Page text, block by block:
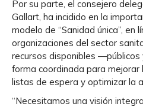
Por su parte, el consejero
Gallart, ha incidido en la
modelo de “Sanidad única”, en
organizaciones del sector
recursos disponibles
forma coordinada para mejorar
listas de espera y optimizar la
“Necesitamos una visión